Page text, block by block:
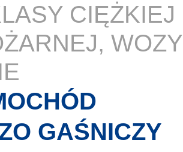
CIĘŻKIEJ
, WOZY
GAŚNICZY